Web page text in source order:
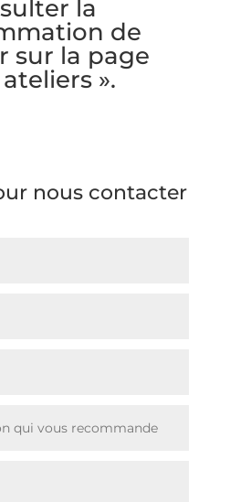
la
de
sur la page
».
nous contacter